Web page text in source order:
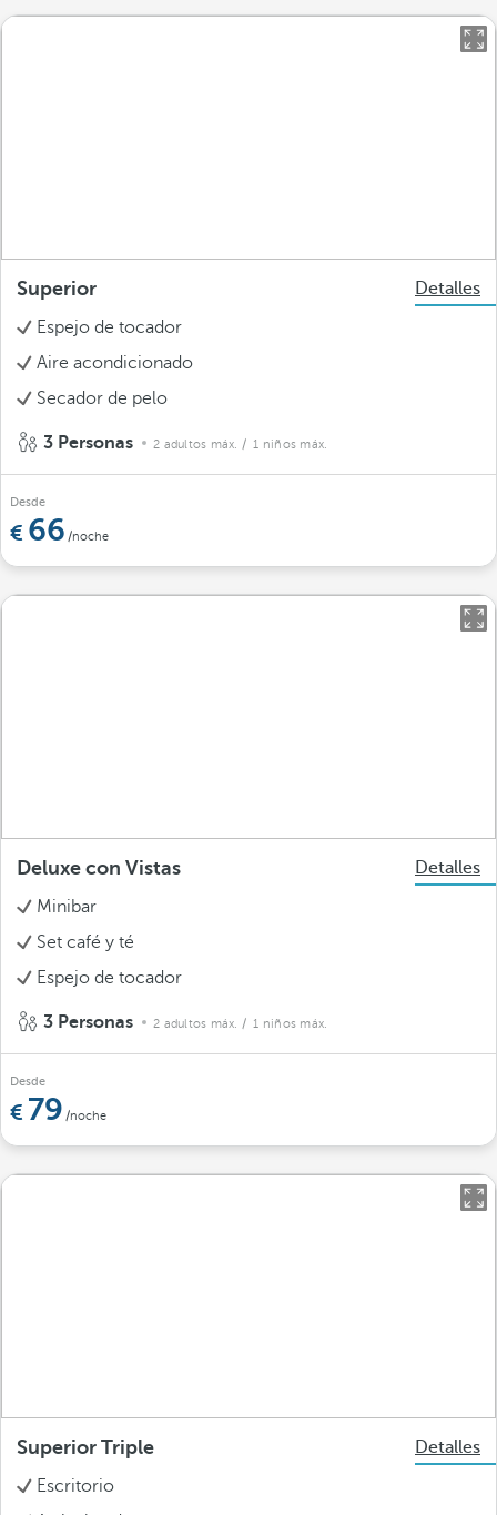
Superior
Detalles
Espejo de tocador
Aire acondicionado
Secador de pelo
3 Personas 2 adultos máx. / 1 niños máx.
Desde
66 /noche
Deluxe con Vistas
Detalles
Minibar
Set café y té
Espejo de tocador
3 Personas 2 adultos máx. / 1 niños máx.
Desde
79 /noche
Superior Triple
Detalles
Escritorio